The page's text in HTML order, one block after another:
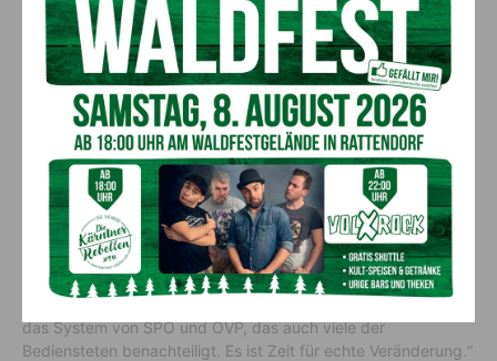
Talente – es ist Zeit für
Veränderung
Auch LAbg.Josef Ofnerkritisierte das seit Jahrzehnten von
„SPÖ verinnerlichte System des Postenschachers“: „Mit diesen
Absprachen sichern sich SPÖ und ÖVP die Kontrolle über
einflussreiche Positionen, unabhängig von Qualifikation oder
Leistung. Diese Art, Politik zu machen, ist leider tief in der
DNA der SPÖ verwurzelt und schreckt junge Talente ab, sich
überhaupt im Landesdienst zu bewerben. Unsere Kritik richtet
sich natürlich nicht gegen die Bediensteten, sondern gegen
das System von SPÖ und ÖVP, das auch viele der
Bediensteten benachteiligt. Es ist Zeit für echte Veränderung.“